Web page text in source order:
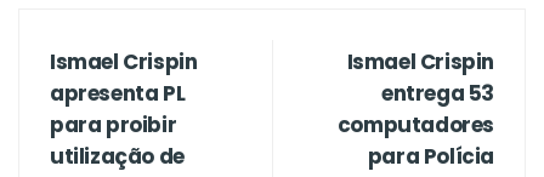
Ismael Crispin
apresenta PL
para proibir
utilização de
Ismael Crispin
entrega 53
computadores
para Polícia